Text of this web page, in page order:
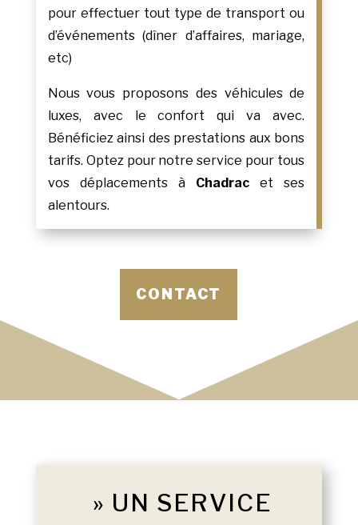
pour effectuer tout type de transport ou
d’événements (dîner d’affaires, mariage,
etc)
Nous vous proposons des véhicules de
luxes, avec le confort qui va avec.
Bénéficiez ainsi des prestations aux bons
tarifs. Optez pour notre service pour tous
vos déplacements à Chadrac et ses
alentours.
CONTACT
» UN SERVICE